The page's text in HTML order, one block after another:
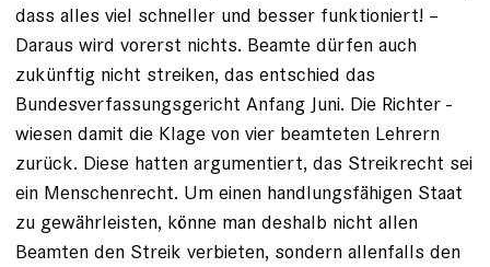
dass alles viel ­schneller und besser funktioniert! –
Daraus wird vorerst nichts. Beamte dürfen auch
zukünftig nicht streiken, das entschied das
Bundesverfassungs­gericht Anfang Juni. Die Richter ­
wiesen damit die Klage von vier beamteten Lehrern
zurück. Diese hatten argumentiert, das Streikrecht sei
ein Menschenrecht. Um einen handlungsfähigen Staat
zu gewährleisten, könne man deshalb nicht allen
Beamten den Streik verbieten, sondern allenfalls den